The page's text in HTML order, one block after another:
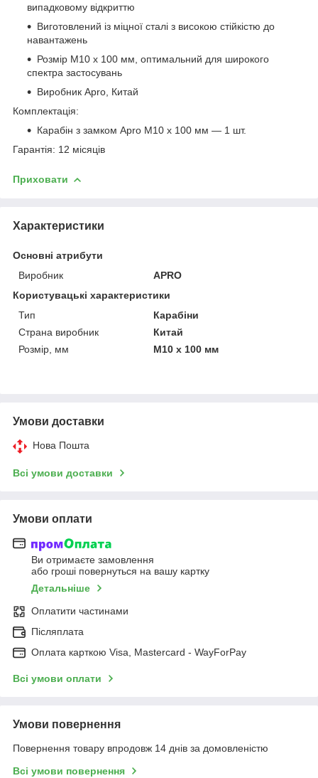
випадковому відкриттю
Виготовлений із міцної сталі з високою стійкістю до
навантажень
Розмір M10 х 100 мм, оптимальний для широкого
спектра застосувань
Виробник Apro, Китай
Комплектація:
Карабін з замком Apro M10 х 100 мм — 1 шт.
Гарантія: 12 місяців
Приховати
Характеристики
Основні атрибути
Виробник
APRO
Користувацькі характеристики
Тип
Карабіни
Страна виробник
Китай
Розмір, мм
M10 х 100 мм
Умови доставки
Нова Пошта
Всі умови доставки
Умови оплати
Ви отримаєте замовлення
або гроші повернуться на вашу картку
Детальніше
Оплатити частинами
Післяплата
Оплата карткою Visa, Mastercard - WayForPay
Всі умови оплати
Умови повернення
Повернення товару впродовж 14 днів за домовленістю
Всі умови повернення